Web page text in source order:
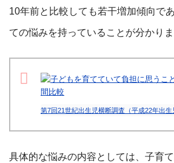
10年前と比較しても若干増加傾向で
ての悩みを持っていることが分かりま
第7回21世紀出生児横断調査（平成22年出生
具体的な悩みの内容としては、子育